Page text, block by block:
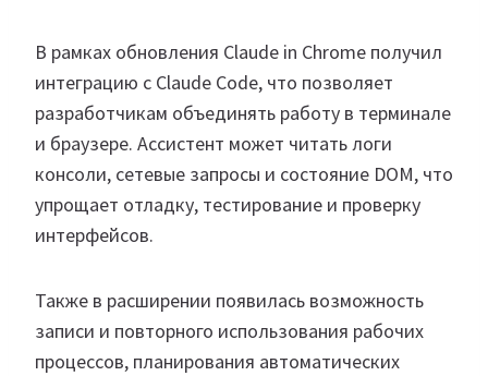
В рамках обновления Claude in Chrome получил
интеграцию с Claude Code, что позволяет
разработчикам объединять работу в терминале
и браузере. Ассистент может читать логи
консоли, сетевые запросы и состояние DOM, что
упрощает отладку, тестирование и проверку
интерфейсов.
Также в расширении появилась возможность
записи и повторного использования рабочих
процессов, планирования автоматических